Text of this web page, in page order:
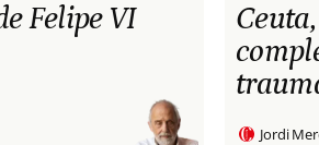
Felipe VI
Jordi